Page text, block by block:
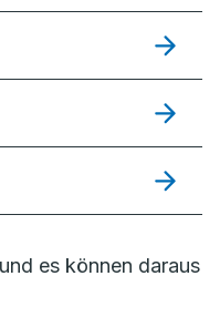
es können daraus